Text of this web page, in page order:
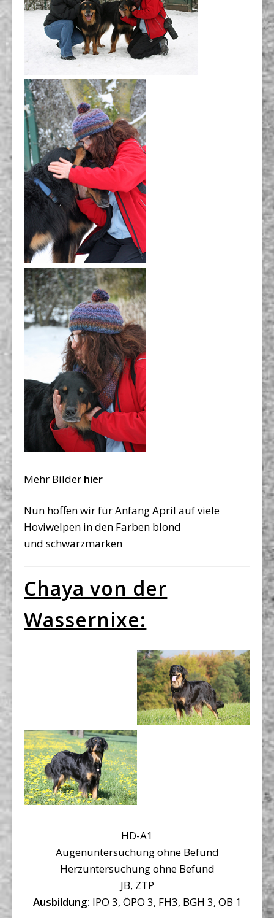
Mehr Bilder hier
Nun hoffen wir für Anfang April auf viele
Hoviwelpen in den Farben blond
und schwarzmarken
Chaya von der
Wassernixe:
HD-A1
Augenuntersuchung ohne Befund
Herzuntersuchung ohne Befund
JB, ZTP
Ausbildung: IPO 3, ÖPO 3, FH3, BGH 3, OB 1